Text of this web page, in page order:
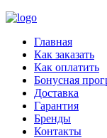
Главная
Как заказать
Как оплатить
Бонусная
Доставка
Гарантия
Бренды
Контакты